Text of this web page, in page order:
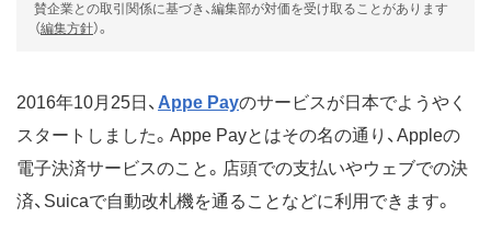
賛企業との取引関係に基づき、編集部が対価を受け取ることがあります
（編集方針）。
2016年10月25日、Appe Payのサービスが日本でようやく
スタートしました。Appe Payとはその名の通り、Appleの
電子決済サービスのこと。店頭での支払いやウェブでの決
済、Suicaで自動改札機を通ることなどに利用できます。